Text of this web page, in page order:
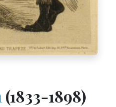
(1833-1898)